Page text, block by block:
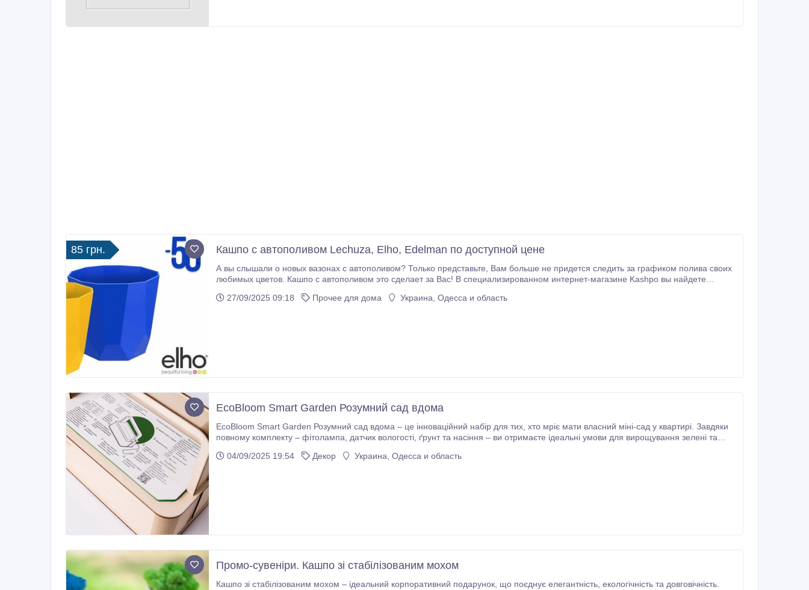
85 грн. Кашпо с автополивом Lechuza, Elho, Edelman по доступной цене
А вы слышали о новых вазонах с автополивом? Только представьте, Вам больше не придется следить за графиком полива своих
любимых цветов. Кашпо с автополивом это сделает за Вас! В специализированном интернет-магазине Kashpo вы найдете
27/09/2025 09:18
Прочее для дома Украина, Одесса и область
EcoBloom Smart Garden Розумний сад вдома
EcoBloom Smart Garden Розумний сад вдома – це інноваційний набір для тих, хто мріє мати власний міні-сад у квартирі. Завдяки
повному комплекту – фітолампа, датчик вологості, ґрунт та насіння – ви отримаєте ідеальні умови для вирощування зелені та
04/09/2025 19:54
Декор Украина, Одесса и область
Промо-сувеніри. Кашпо зі стабілізованим мохом
Кашпо зі стабілізованим мохом – ідеальний корпоративний подарунок, що поєднує елегантність, екологічність та довговічність.